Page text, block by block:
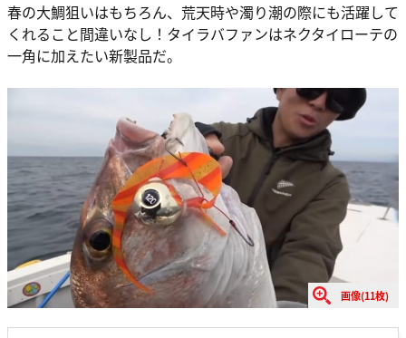
春の大鯛狙いはもちろん、荒天時や濁り潮の際にも活躍して
くれること間違いなし！タイラバファンはネクタイローテの
一角に加えたい新製品だ。
画像(11枚)